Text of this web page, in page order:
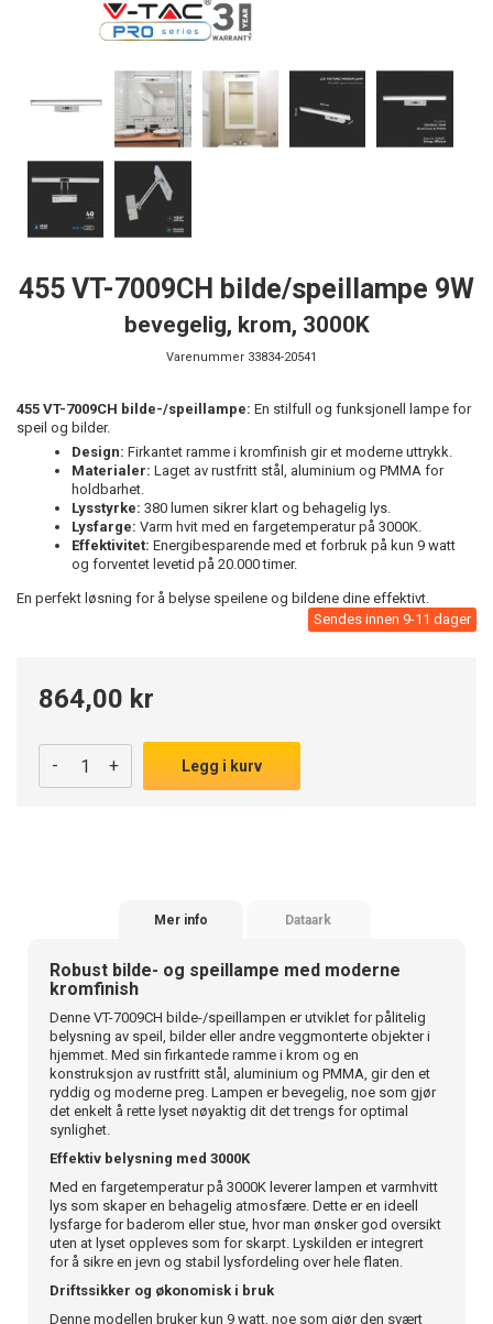
455 VT-7009CH bilde/speillampe 9W
bevegelig, krom, 3000K
Varenummer 33834-20541
455 VT-7009CH bilde-/speillampe: En stilfull og funksjonell lampe for
speil og bilder.
Design: Firkantet ramme i kromfinish gir et moderne uttrykk.
Materialer: Laget av rustfritt stål, aluminium og PMMA for
holdbarhet.
Lysstyrke: 380 lumen sikrer klart og behagelig lys.
Lysfarge: Varm hvit med en fargetemperatur på 3000K.
Effektivitet: Energibesparende med et forbruk på kun 9 watt
og forventet levetid på 20.000 timer.
En perfekt løsning for å belyse speilene og bildene dine effektivt.
Sendes innen 9-11 dager
864,00 kr
- + Legg i kurv
Mer info Dataark
Robust bilde- og speillampe med moderne
kromfinish
Denne VT-7009CH bilde-/speillampen er utviklet for pålitelig
belysning av speil, bilder eller andre veggmonterte objekter i
hjemmet. Med sin firkantede ramme i krom og en
konstruksjon av rustfritt stål, aluminium og PMMA, gir den et
ryddig og moderne preg. Lampen er bevegelig, noe som gjør
det enkelt å rette lyset nøyaktig dit det trengs for optimal
synlighet.
Effektiv belysning med 3000K
Med en fargetemperatur på 3000K leverer lampen et varmhvitt
lys som skaper en behagelig atmosfære. Dette er en ideell
lysfarge for baderom eller stue, hvor man ønsker god oversikt
uten at lyset oppleves som for skarpt. Lyskilden er integrert
for å sikre en jevn og stabil lysfordeling over hele flaten.
Driftssikker og økonomisk i bruk
Denne modellen bruker kun 9 watt, noe som gjør den svært